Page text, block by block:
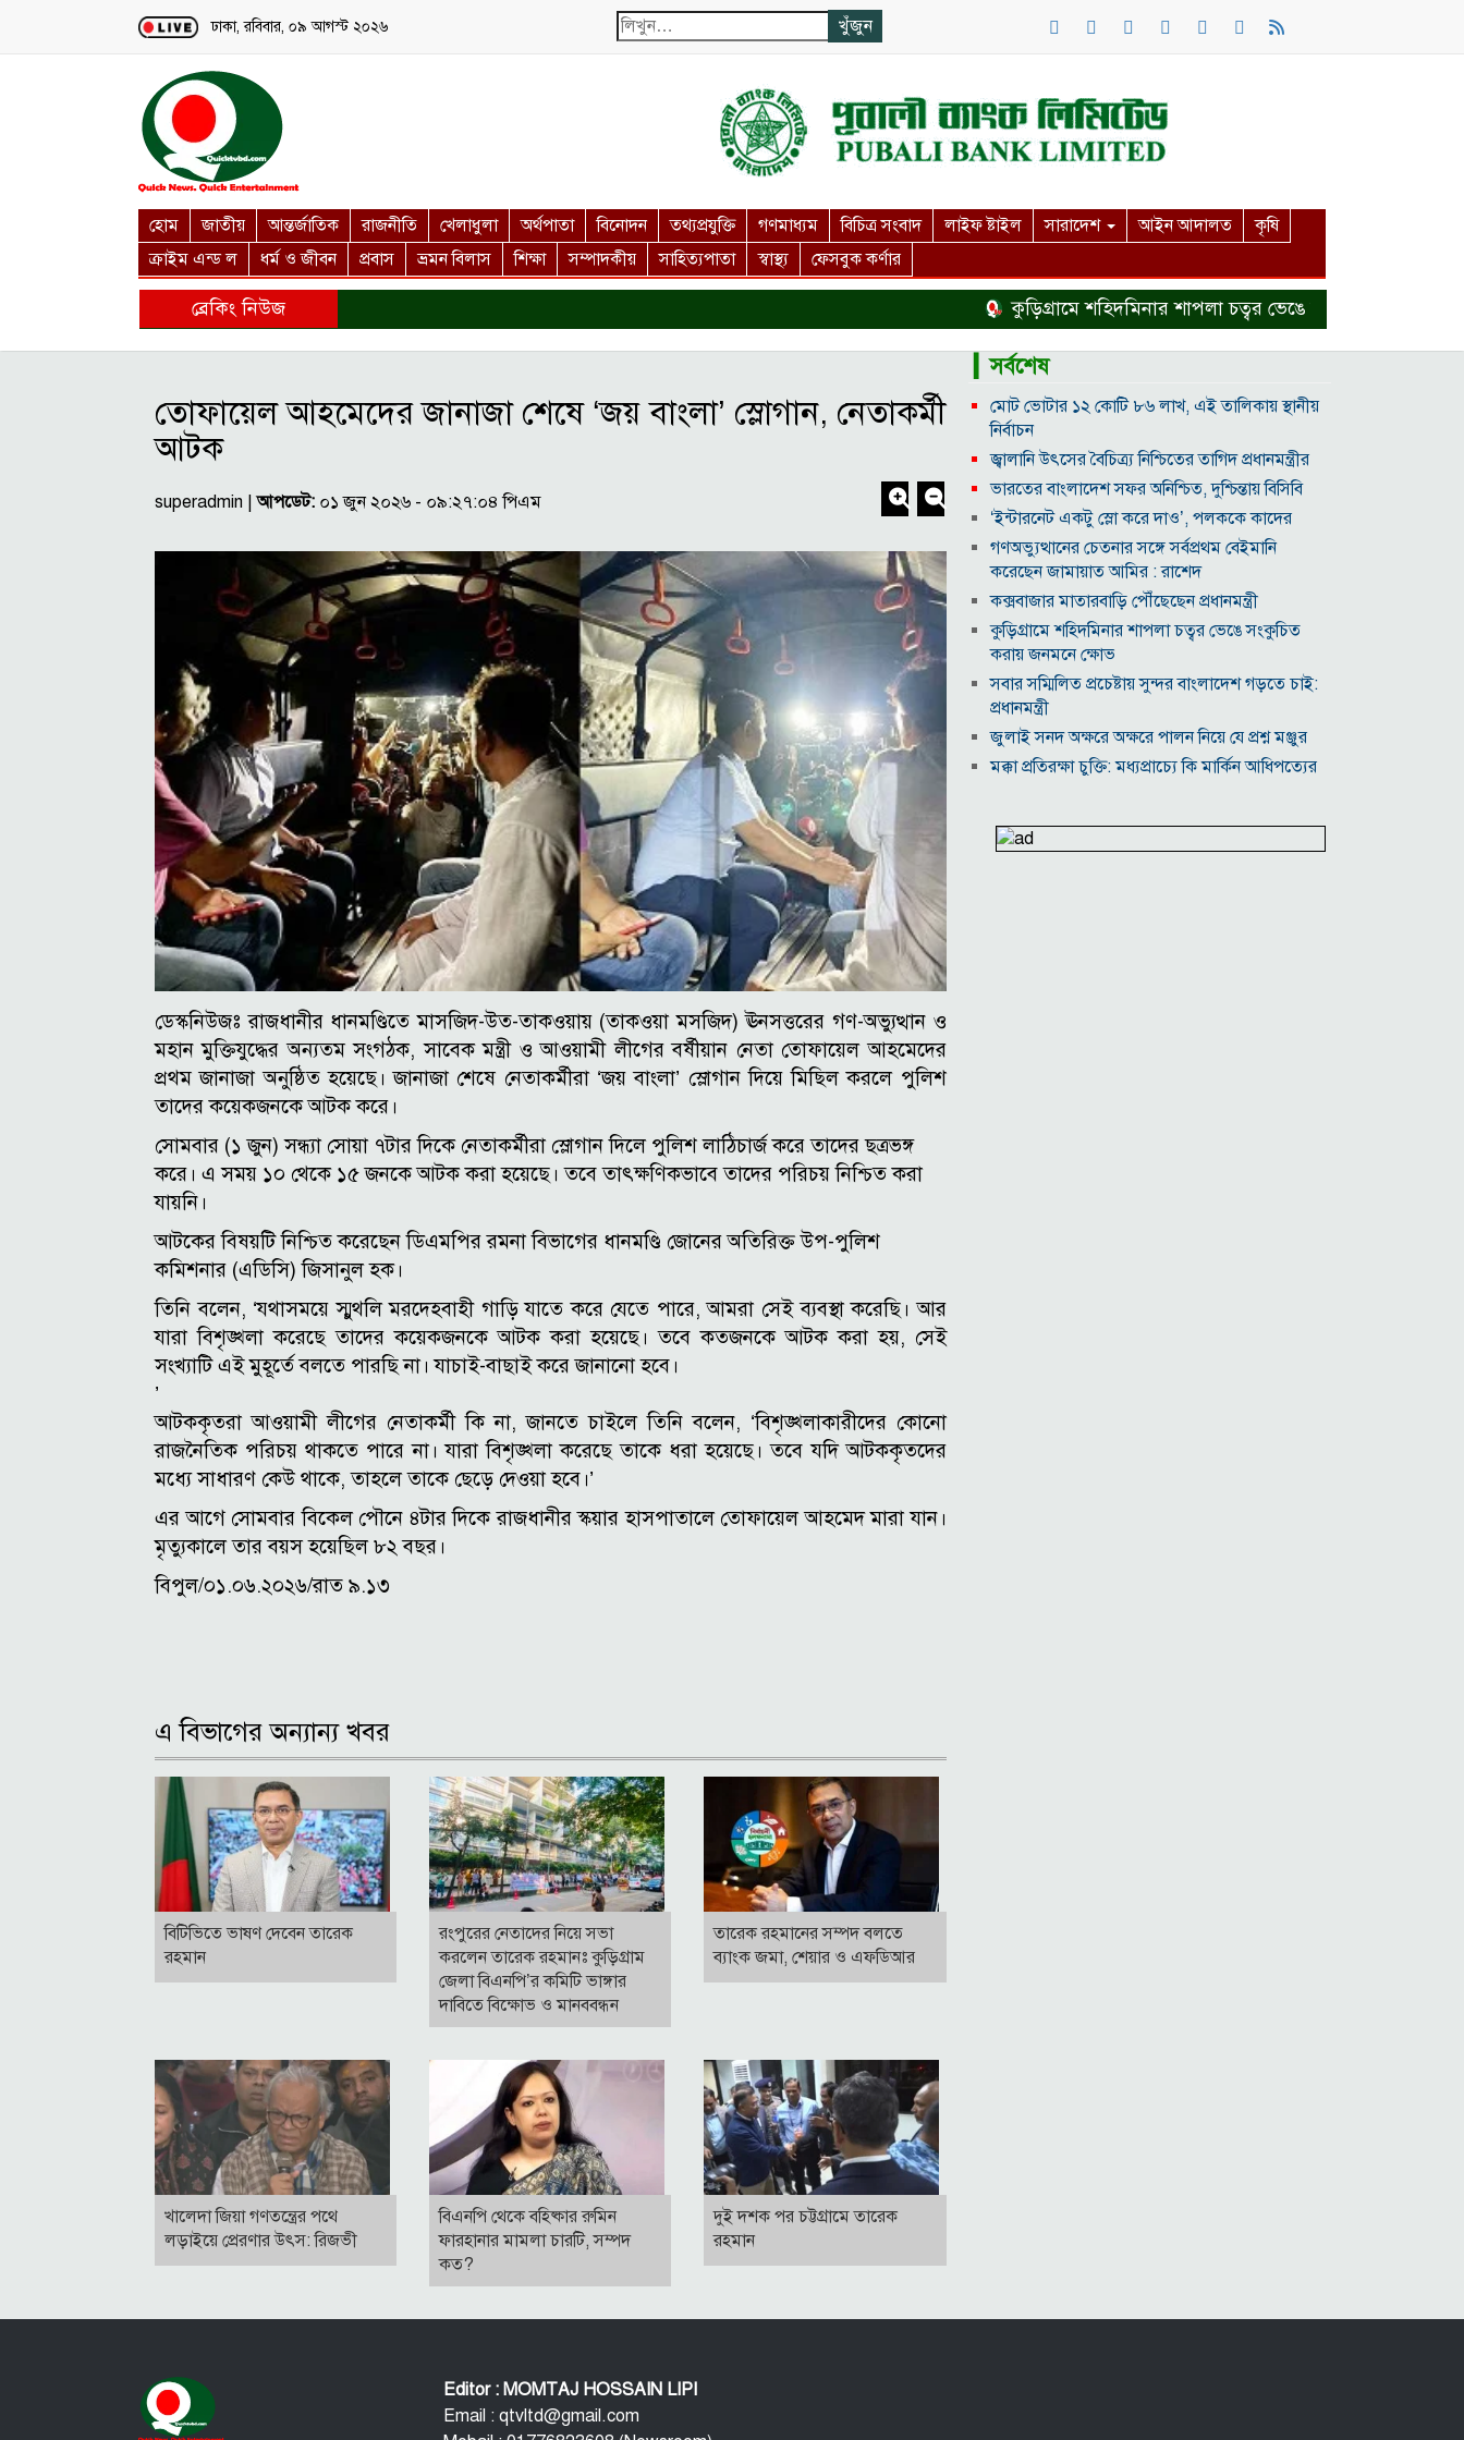
Loading...
ঢাকা, রবিবার, ০৯ আগস্ট ২০২৬
হোম জাতীয় আন্তর্জাতিক রাজনীতি খেলাধুলা অর্থপাতা বিনোদন তথ্যপ্রযুক্তি গণমাধ্যম বিচিত্র সংবাদ লাইফ ষ্টাইল সারাদেশ আইন আদালত
কৃষি
ক্রাইম এন্ড ল
ধর্ম ও জীবন প্রবাস ভ্রমন বিলাস শিক্ষা সম্পাদকীয় সাহিত্যপাতা স্বাস্থ্য ফেসবুক কর্ণার
ব্রেকিং নিউজ কুড়িগ্রামে শহিদমিনার শাপলা চত্বর ভেঙে সংকুচিত করায় জনমনে
তোফায়েল আহমেদের জানাজা শেষে ‘জয় বাংলা’ স্লোগান, নেতাকর্মী
আটক
superadmin |আপডেট: ০১ জুন ২০২৬ - ০৯:২৭:০৪ পিএম
ডেস্কনিউজঃ রাজধানীর ধানমণ্ডিতে মাসজিদ-উত-তাকওয়ায় (তাকওয়া মসজিদ) ঊনসত্তরের গণ-অভ্যুত্থান ও
মহান মুক্তিযুদ্ধের অন্যতম সংগঠক, সাবেক মন্ত্রী ও আওয়ামী লীগের বর্ষীয়ান নেতা তোফায়েল আহমেদের
প্রথম জানাজা অনুষ্ঠিত হয়েছে। জানাজা শেষে নেতাকর্মীরা ‘জয় বাংলা’ স্লোগান দিয়ে মিছিল করলে পুলিশ
তাদের কয়েকজনকে আটক করে।
সোমবার (১ জুন) সন্ধ্যা সোয়া ৭টার দিকে নেতাকর্মীরা স্লোগান দিলে পুলিশ লাঠিচার্জ করে তাদের ছত্রভঙ্গ
করে। এ সময় ১০ থেকে ১৫ জনকে আটক করা হয়েছে। তবে তাৎক্ষণিকভাবে তাদের পরিচয় নিশ্চিত করা
যায়নি।
আটকের বিষয়টি নিশ্চিত করেছেন ডিএমপির রমনা বিভাগের ধানমণ্ডি জোনের অতিরিক্ত উপ-পুলিশ
কমিশনার (এডিসি) জিসানুল হক।
তিনি বলেন, ‘যথাসময়ে স্মুথলি মরদেহবাহী গাড়ি যাতে করে যেতে পারে, আমরা সেই ব্যবস্থা করেছি। আর
যারা বিশৃঙ্খলা করেছে তাদের কয়েকজনকে আটক করা হয়েছে। তবে কতজনকে আটক করা হয়, সেই
সংখ্যাটি এই মুহূর্তে বলতে পারছি না। যাচাই-বাছাই করে জানানো হবে।
’
আটককৃতরা আওয়ামী লীগের নেতাকর্মী কি না, জানতে চাইলে তিনি বলেন, ‘বিশৃঙ্খলাকারীদের কোনো
রাজনৈতিক পরিচয় থাকতে পারে না। যারা বিশৃঙ্খলা করেছে তাকে ধরা হয়েছে। তবে যদি আটককৃতদের
মধ্যে সাধারণ কেউ থাকে, তাহলে তাকে ছেড়ে দেওয়া হবে।’
এর আগে সোমবার বিকেল পৌনে ৪টার দিকে রাজধানীর স্কয়ার হাসপাতালে তোফায়েল আহমেদ মারা যান।
মৃত্যুকালে তার বয়স হয়েছিল ৮২ বছর।
বিপুল/০১.০৬.২০২৬/রাত ৯.১৩
এ বিভাগের অন্যান্য খবর
বি‌টি‌ভিতে ভাষণ দেবেন তারেক
রহমান
রংপুরের নেতাদের নিয়ে সভা
করলেন তারেক রহমানঃ কুড়িগ্রাম
জেলা বিএনপি’র কমিটি ভাঙ্গার
দাবিতে বিক্ষোভ ও মানববন্ধন
তারেক রহমানের সম্পদ বলতে
ব্যাংক জমা, শেয়ার ও এফডিআর
খালেদা জিয়া গণতন্ত্রের পথে
লড়াইয়ে প্রেরণার উৎস: রিজভী
বিএনপি থেকে বহিষ্কার রুমিন
ফারহানার মামলা চারটি, সম্পদ
কত?
দুই দশক পর চট্টগ্রামে তারেক
রহমান
▎সর্বশেষ
মোট ভোটার ১২ কোটি ৮৬ লাখ, এই তালিকায় স্থানীয়
নির্বাচন
জ্বালানি উৎসের বৈচিত্র্য নিশ্চিতের তাগিদ প্রধানমন্ত্রীর
ভারতের বাংলাদেশ সফর অনিশ্চিত, দুশ্চিন্তায় বিসিবি
‘ইন্টারনেট একটু স্লো করে দাও’, পলককে কাদের
গণঅভ্যুত্থানের চেতনার সঙ্গে সর্বপ্রথম বেইমানি
করেছেন জামায়াত আমির : রাশেদ
কক্সবাজার মাতারবাড়ি পৌঁছেছেন প্রধানমন্ত্রী
কুড়িগ্রামে শহিদমিনার শাপলা চত্বর ভেঙে সংকুচিত
করায় জনমনে ক্ষোভ
সবার সম্মিলিত প্রচেষ্টায় সুন্দর বাংলাদেশ গড়তে চাই:
প্রধানমন্ত্রী
জুলাই সনদ অক্ষরে অক্ষরে পালন নিয়ে যে প্রশ্ন মঞ্জুর
মক্কা প্রতিরক্ষা চুক্তি: মধ্যপ্রাচ্যে কি মার্কিন আধিপত্যের
‎লালমনিরহাট জেলা দলিল লেখক সমিতির নির্বাচনে
সভাপতি সিরাজুল ও সম্পাদক হামিদুর নির্বাচিত
Editor : MOMTAJ HOSSAIN LIPI
Email : qtvltd@gmail.com